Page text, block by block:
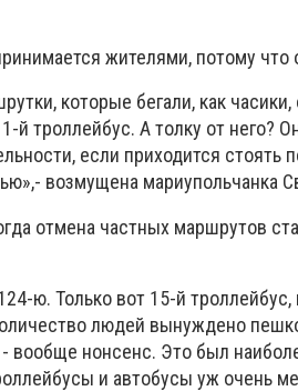
жителями, потому
которые бегали, как
й троллейбус. А толку от него?
если приходится стоять
возмущена мариупольчанка
отмена частных маршрутов
ю. Только вот 15-й
людей вынуждено
вообще нонсенс. Это был
и автобусы уж очень